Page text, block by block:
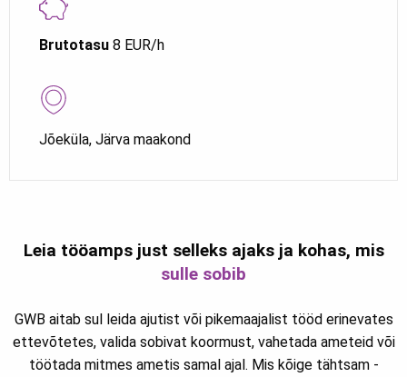
Brutotasu 8 EUR/h
Jõeküla, Järva maakond
Leia tööamps just selleks ajaks ja kohas, mis
sulle sobib
GWB aitab sul leida ajutist või pikemaajalist tööd erinevates
ettevõtetes, valida sobivat koormust, vahetada ameteid või
töötada mitmes ametis samal ajal. Mis kõige tähtsam -